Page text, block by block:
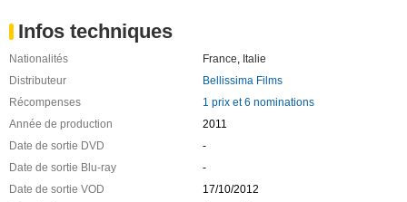
Infos techniques
Nationalités France, Italie
Distributeur
Bellissima Films
Récompenses
1 prix et 6 nominations
Année de production
2011
Date de sortie DVD
-
Date de sortie Blu-ray
-
Date de sortie VOD
17/10/2012